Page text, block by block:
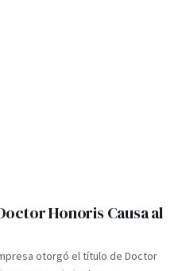
Honoris Causa al
otorgó el título de Doctor